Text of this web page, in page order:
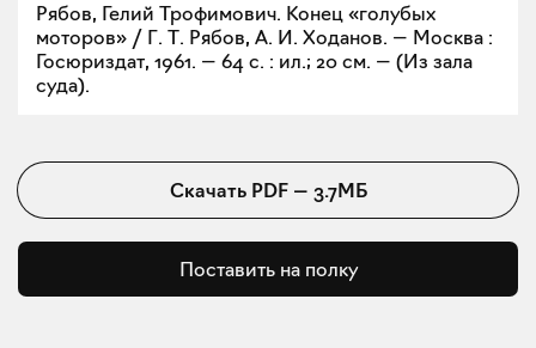
Рябов, Гелий Трофимович. Конец «голубых
моторов» / Г. Т. Рябов, А. И. Ходанов. — Москва :
Госюриздат, 1961. — 64 с. : ил.; 20 см. — (Из зала
суда).
Скачать PDF— 3.7МБ
Поставить на полку